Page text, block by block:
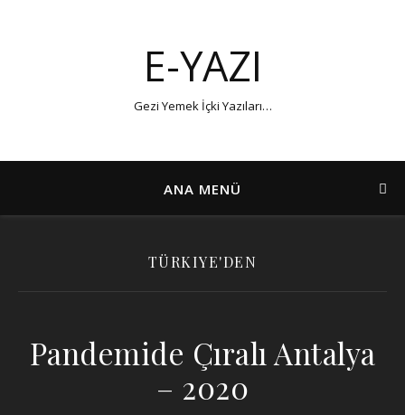
E-YAZI
Gezi Yemek İçki Yazıları…
ANA MENÜ
TÜRKIYE'DEN
Pandemide Çıralı Antalya
– 2020